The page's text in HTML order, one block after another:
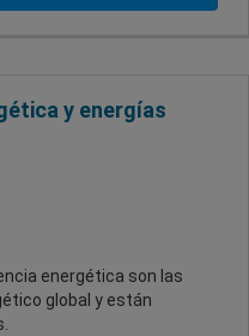
y energías
energética son las
global y están